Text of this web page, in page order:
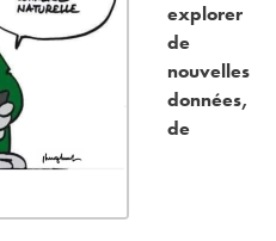
explorer
de
nouvelles
données,
de